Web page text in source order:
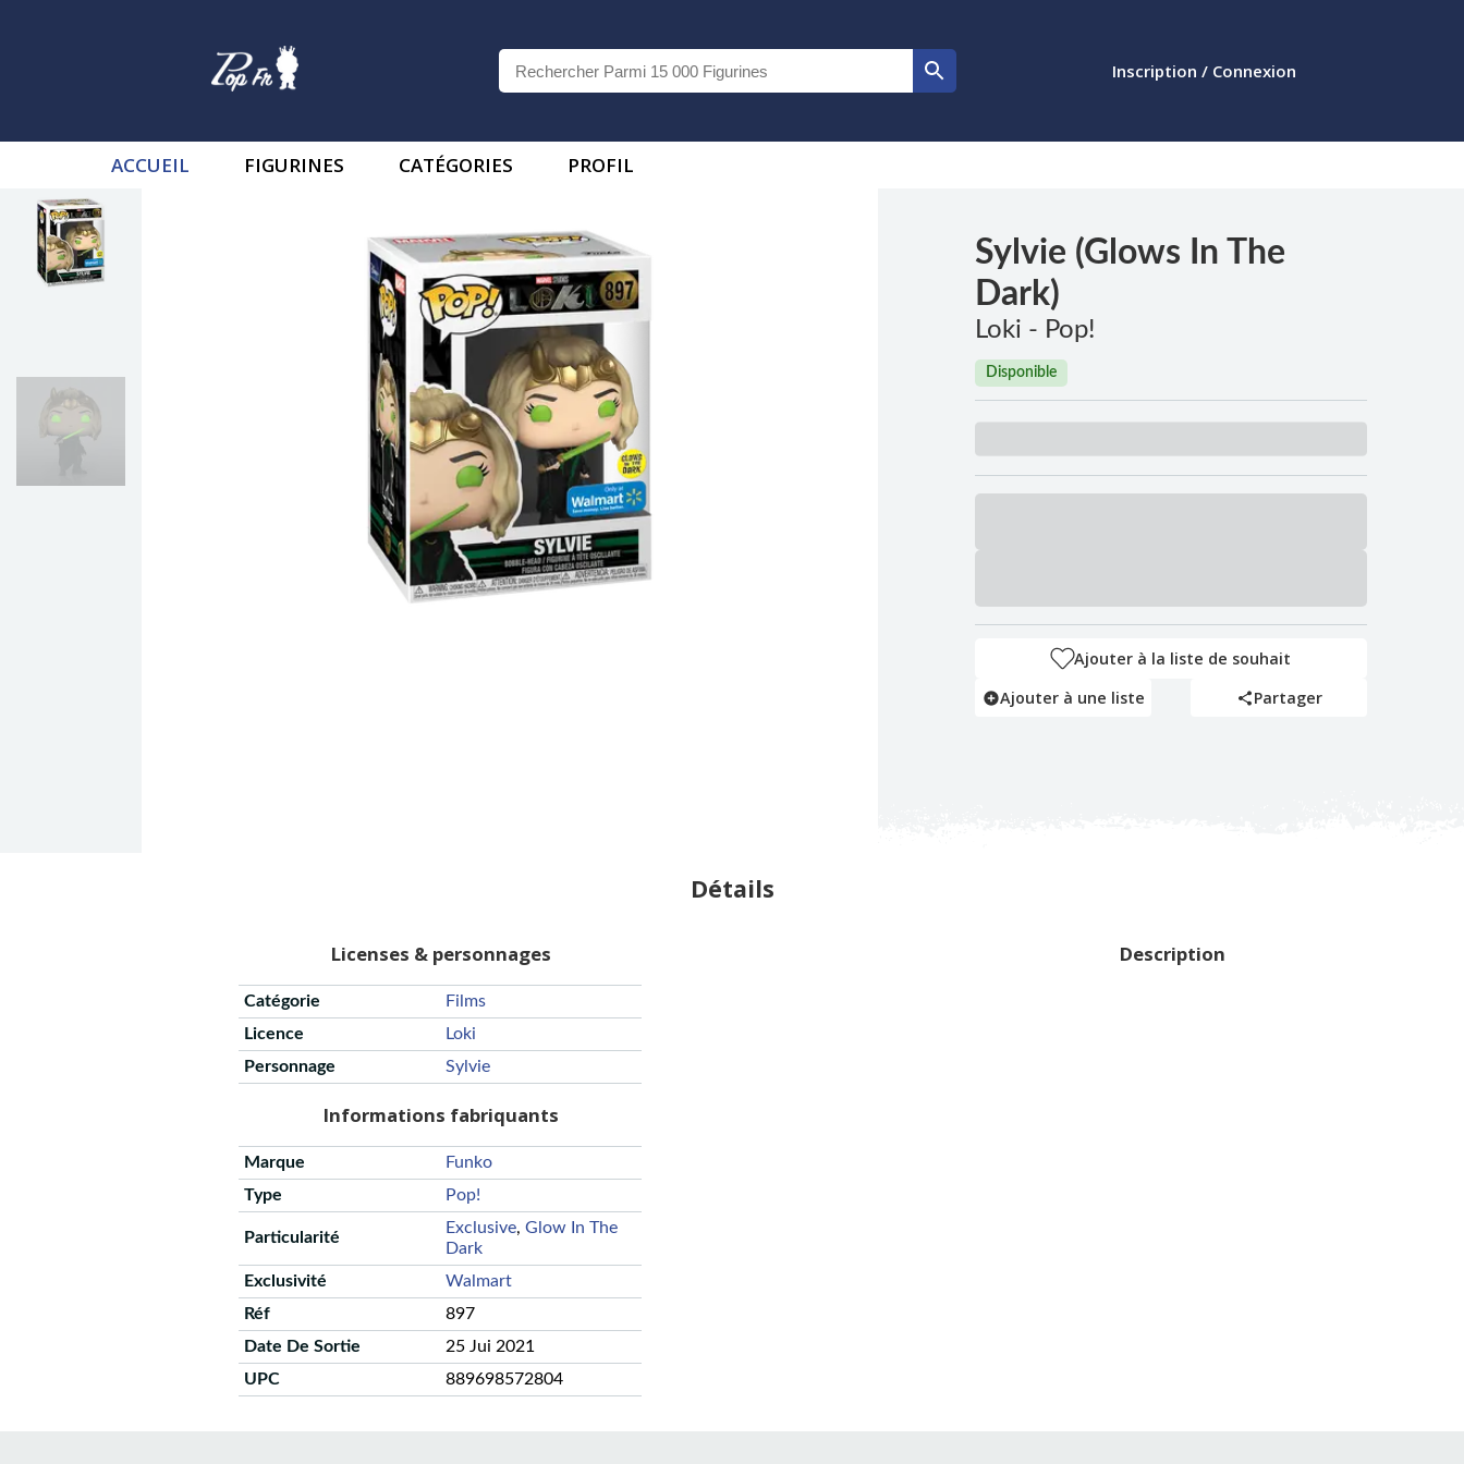
Inscription / Connexion
ACCUEIL FIGURINES CATÉGORIES PROFIL
Sylvie (Glows In The
Dark)
Loki - Pop!
Disponible
Ajouter à la liste de souhait
Ajouter à une liste
Partager
Détails
Licenses & personnages
Catégorie
Films
Licence
Loki
Personnage
Sylvie
Informations fabriquants
Marque
Funko
Type
Pop!
Particularité
Exclusive, Glow In The
Dark
Exclusivité
Walmart
Réf
897
Date De Sortie
25 Jui 2021
UPC
889698572804
Description